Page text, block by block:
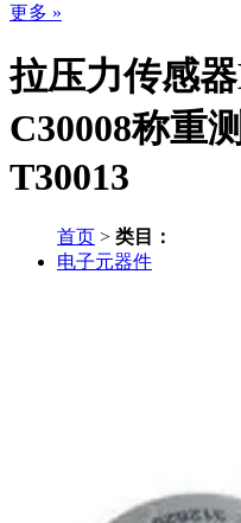
更多 »
拉压力传感
C30008称重
T30013
首页 > 类目：
电子元器件